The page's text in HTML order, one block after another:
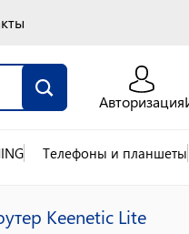
Авторизация
Телефоны и планшеты
Keenetic Lite